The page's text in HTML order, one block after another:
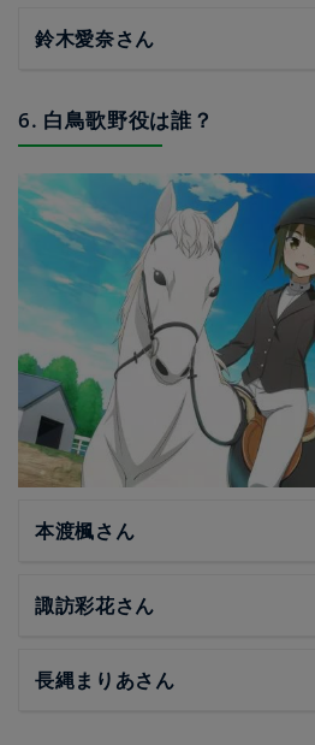
鈴木愛奈さん
6. 白鳥歌野役は誰？
本渡楓さん
諏訪彩花さん
長縄まりあさん